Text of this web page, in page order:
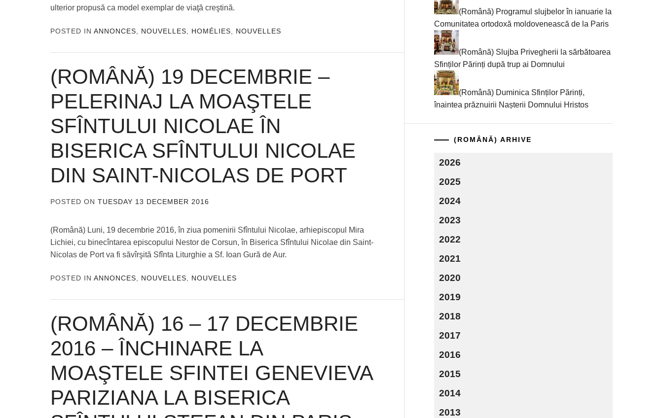
ulterior propusă ca model exemplar de viaţă creştină.
POSTED IN ANNONCES NOUVELLES HOMÉLIES NOUVELLES
(ROMÂNĂ) 19 DECEMBRIE –
PELERINAJ LA MOAŞTELE
SFÎNTULUI NICOLAE ÎN
BISERICA SFÎNTULUI NICOLAE
DIN SAINT-NICOLAS DE PORT
POSTED ON TUESDAY 13 DECEMBER 2016
(Română) Luni, 19 decembrie 2016, în ziua pomenirii Sfîntului Nicolae, arhiepiscopul Mira
Lichiei, cu binecîntarea episcopului Nestor de Corsun, în Biserica Sfîntului Nicolae din Saint-
Nicolas de Port va fi săvîrşită Sfînta Liturghie a Sf. Ioan Gură de Aur.
POSTED IN ANNONCES NOUVELLES NOUVELLES
(ROMÂNĂ) 16 – 17 DECEMBRIE
2016 – ÎNCHINARE LA
MOAŞTELE SFINTEI GENEVIEVA
PARIZIANA LA BISERICA
(Română) Programul slujbelor în ianuarie la
Comunitatea ortodoxă moldovenească de la Paris
(Română) Slujba Privegherii la sărbătoarea
Sfinților Părinți după trup ai Domnului
(Română) Duminica Sfinților Părinți,
înaintea prăznuirii Nașterii Domnului Hristos
(ROMÂNĂ) ARHIVE
2026
2025
2024
2023
2022
2021
2020
2019
2018
2017
2016
2015
2014
2013